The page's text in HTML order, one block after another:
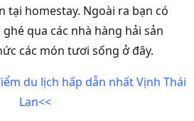
tại homestay. Ngoài ra bạn có
qua các nhà hàng hải sản
các món tươi sống ở đây.
du lịch hấp dẫn nhất Vịnh Thái
Lan<<